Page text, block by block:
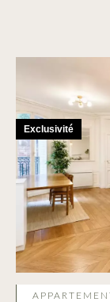
Exclusivité